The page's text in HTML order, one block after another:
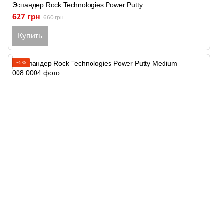
Эспандер Rock Technologies Power Putty
627 грн 660 грн
Купить
−5%